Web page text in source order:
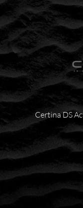
Certina DS